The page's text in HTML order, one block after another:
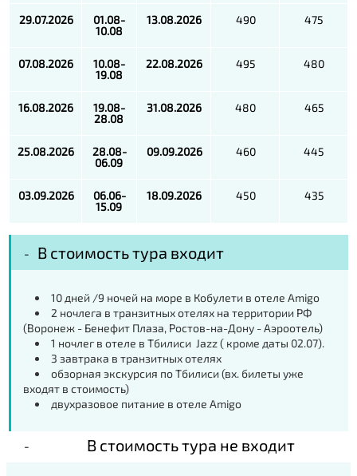
29.07.2026
01.08-
10.08
13.08.2026 490 475
07.08.2026
10.08-
19.08
22.08.2026 495 480
16.08.2026
19.08-
28.08
31.08.2026 480 465
25.08.2026
28.08-
06.09
09.09.2026 460 445
03.09.2026
06.06-
15.09
18.09.2026 450 435
В стоимость тура входит
10 дней /9 ночей на море в Кобулети в отеле Amigo
2 ночлега в транзитных отелях на территории РФ
(Воронеж - Бенефит Плаза, Ростов-на-Дону - Аэроотель)
1 ночлег в отеле в Тбилиси Jazz ( кроме даты 02.07).
3 завтрака в транзитных отелях
обзорная экскурсия по Тбилиси (вх. билеты уже
входят в стоимость)
двухразовое питание в отеле Amigo
В стоимость тура не входит